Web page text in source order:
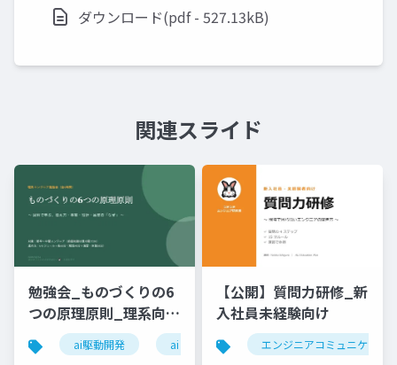
ダウンロード(pdf - 527.13kB)
関連スライド
勉強会_ものづくりの6
つの原理原則_理系向け
6時間_2026_05_24_
石黒友季子
ai駆動開発 ai
【公開】質問力研修_新
入社員未経験向け
エンジニアコミュニケーシ